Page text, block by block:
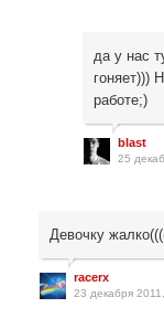
да у нас
гоняет)))
работе;)
blast
25
Девочку
racerx
23 декабря